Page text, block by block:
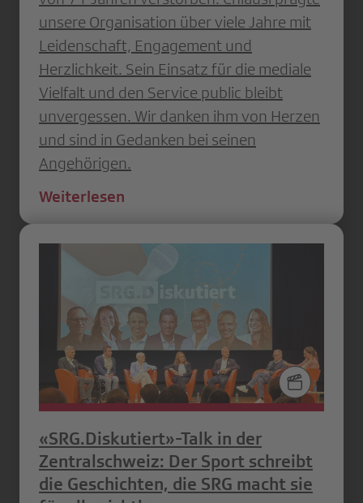
unsere Organisation über viele Jahre mit
Leidenschaft, Engagement und
Herzlichkeit. Sein Einsatz für die mediale
Vielfalt und den Service public bleibt
unvergessen. Wir danken ihm von Herzen
und sind in Gedanken bei seinen
Angehörigen.
Weiterlesen
«SRG.Diskutiert»-Talk in der
Zentralschweiz: Der Sport schreibt
die Geschichten, die SRG macht sie